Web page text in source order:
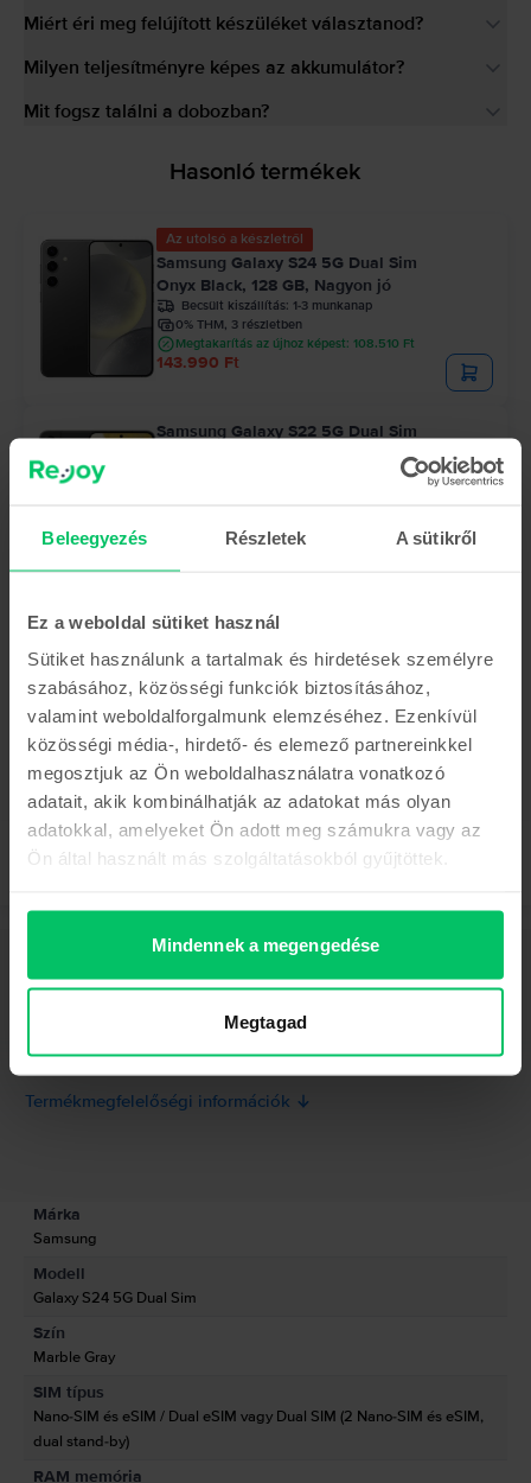
Beleegyezés Részletek A sütikről
Ez a weboldal sütiket használ
Sütiket használunk a tartalmak és hirdetések személyre
szabásához, közösségi funkciók biztosításához,
valamint weboldalforgalmunk elemzéséhez. Ezenkívül
közösségi média-, hirdető- és elemező partnereinkkel
megosztjuk az Ön weboldalhasználatra vonatkozó
adatait, akik kombinálhatják az adatokat más olyan
adatokkal, amelyeket Ön adott meg számukra vagy az
Ön által használt más szolgáltatásokból gyűjtöttek.
Mindennek a megengedése
Megtagad
Miért éri meg felújított készüléket választanod?
Milyen teljesítményre képes az akkumulátor?
Mit fogsz találni a dobozban?
Hasonló termékek
Az utolsó a készletről
Samsung Galaxy S24 5G Dual Sim
Onyx Black, 128 GB, Nagyon jó
Becsült kiszállítás: 1-3 munkanap
0% THM, 3 részletben
Megtakarítás az újhoz képest: 108.510 Ft
143.990 Ft
Samsung Galaxy S22 5G Dual Sim
Phantom Black, 128 GB, Nagyon jó
Az utolsó a készletről
Gray, 128 GB, Nagyon jó
Becsült kiszállítás: 1-3 munkanap
0% THM, 3 részletben
Megtakarítás az újhoz képest: 153.410 Ft
70.990 Ft
Mobiltelefon Samsung Galaxy S24 5G Dual Sim, Marble Gray, 256 GB,
Mutass többet
Termékmegfelelőségi információk
Termékbiztonsági információk
Információk a termékre vonatkozó biztonsági figyelmeztetésekről.
Olvasd el a kézikönyvet.
Márka
Samsung
Modell
Galaxy S24 5G Dual Sim
Szín
Marble Gray
SIM típus
Nano-SIM és eSIM / Dual eSIM vagy Dual SIM (2 Nano-SIM és eSIM,
dual stand-by)
RAM memória